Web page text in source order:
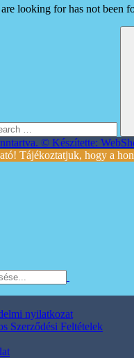
looking for has not been
© Készítette:
Tájékoztatjuk, hogy a
nyilatkozat
Szerződési Feltételek